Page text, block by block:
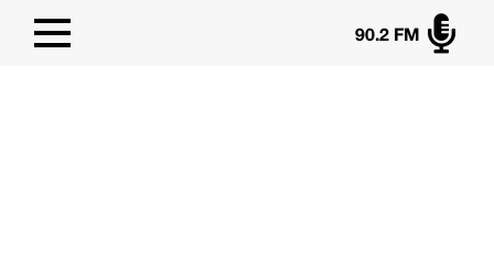

90.2 FM